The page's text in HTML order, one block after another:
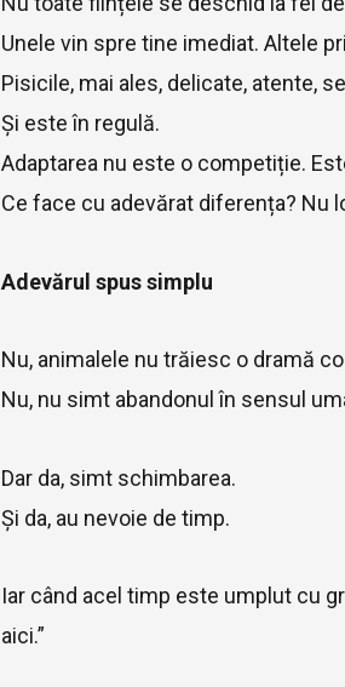
Unele vin spre tine imediat. Altele
Pisicile, mai ales, delicate, atente,
Și este în regulă.
Adaptarea nu este o competiție.
Ce face cu adevărat diferența? Nu
Adevărul spus simplu
Nu, animalele nu trăiesc o dramă
Nu, nu simt abandonul în sensul
Dar da, simt schimbarea.
Și da, au nevoie de timp.
Iar când acel timp este umplut cu
aici.”